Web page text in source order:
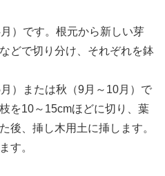
）です。根元から新しい芽
どで切り分け、それぞれを鉢
）または秋（9月～10月）で
を10～15cmほどに切り、葉
後、挿し木用土に挿します。
す。